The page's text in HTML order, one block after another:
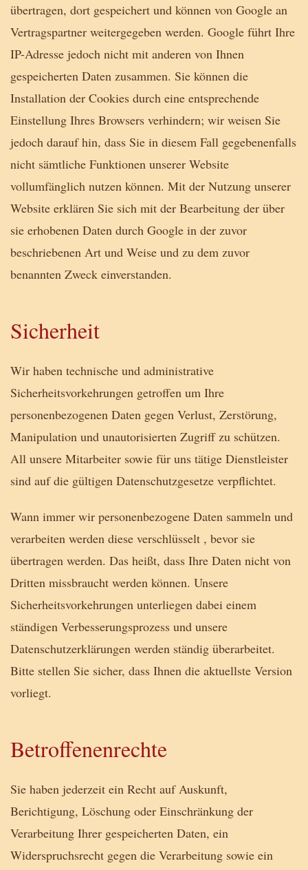
übertragen, dort gespeichert und können von Google an
Vertragspartner weitergegeben werden. Google führt Ihre
IP-Adresse jedoch nicht mit anderen von Ihnen
gespeicherten Daten zusammen. Sie können die
Installation der Cookies durch eine entsprechende
Einstellung Ihres Browsers verhindern; wir weisen Sie
jedoch darauf hin, dass Sie in diesem Fall gegebenenfalls
nicht sämtliche Funktionen unserer Website
vollumfänglich nutzen können. Mit der Nutzung unserer
Website erklären Sie sich mit der Bearbeitung der über
sie erhobenen Daten durch Google in der zuvor
beschriebenen Art und Weise und zu dem zuvor
benannten Zweck einverstanden.
Sicherheit
Wir haben technische und administrative
Sicherheitsvorkehrungen getroffen um Ihre
personenbezogenen Daten gegen Verlust, Zerstörung,
Manipulation und unautorisierten Zugriff zu schützen.
All unsere Mitarbeiter sowie für uns tätige Dienstleister
sind auf die gültigen Datenschutzgesetze verpflichtet.
Wann immer wir personenbezogene Daten sammeln und
verarbeiten werden diese verschlüsselt , bevor sie
übertragen werden. Das heißt, dass Ihre Daten nicht von
Dritten missbraucht werden können. Unsere
Sicherheitsvorkehrungen unterliegen dabei einem
ständigen Verbesserungsprozess und unsere
Datenschutzerklärungen werden ständig überarbeitet.
Bitte stellen Sie sicher, dass Ihnen die aktuellste Version
vorliegt.
Betroffenenrechte
Sie haben jederzeit ein Recht auf Auskunft,
Berichtigung, Löschung oder Einschränkung der
Verarbeitung Ihrer gespeicherten Daten, ein
Widerspruchsrecht gegen die Verarbeitung sowie ein